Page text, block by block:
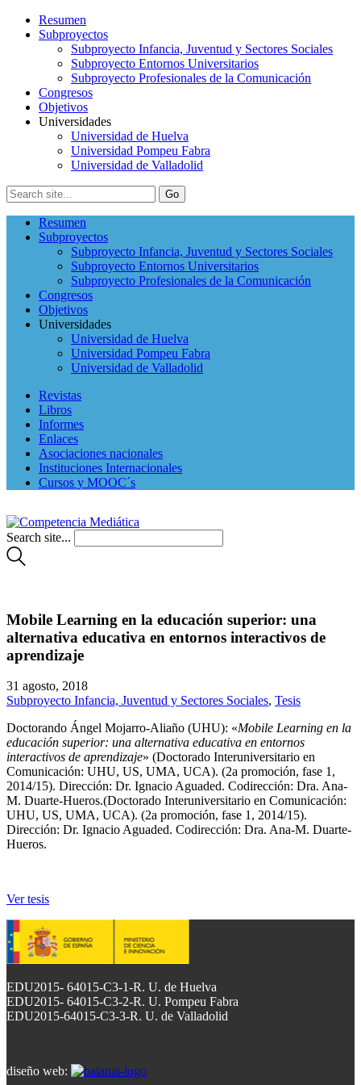
Resumen
Subproyectos
Subproyecto Infancia, Juventud y Sectores Sociales
Subproyecto Entornos Universitarios
Subproyecto Profesionales de la Comunicación
Congresos
Objetivos
Universidades
Universidad de Huelva
Universidad Pompeu Fabra
Universidad de Valladolid
Resumen
Subproyectos
Subproyecto Infancia, Juventud y Sectores Sociales
Subproyecto Entornos Universitarios
Subproyecto Profesionales de la Comunicación
Congresos
Objetivos
Universidades
Universidad de Huelva
Universidad Pompeu Fabra
Universidad de Valladolid
Revistas
Libros
Informes
Enlaces
Asociaciones nacionales
Instituciones Internacionales
Cursos y MOOC´s
Search site...
Mobile Learning en la educación superior: una
alternativa educativa en entornos interactivos de
aprendizaje
31 agosto, 2018
Subproyecto Infancia, Juventud y Sectores Sociales, Tesis
Doctorando Ángel Mojarro-Aliaño (UHU): «Mobile Learning en la
educación superior: una alternativa educativa en entornos
interactivos de aprendizaje» (Doctorado Interuniversitario en
Comunicación: UHU, US, UMA, UCA). (2a promoción, fase 1,
2014/15). Dirección: Dr. Ignacio Aguaded. Codirección: Dra. Ana-
M. Duarte-Hueros.(Doctorado Interuniversitario en Comunicación:
UHU, US, UMA, UCA). (2a promoción, fase 1, 2014/15).
Dirección: Dr. Ignacio Aguaded. Codirección: Dra. Ana-M. Duarte-
Hueros.
Ver tesis
EDU2015- 64015-C3-1-R. U. de Huelva
EDU2015- 64015-C3-2-R. U. Pompeu Fabra
EDU2015-64015-C3-3-R. U. de Valladolid
diseño web: